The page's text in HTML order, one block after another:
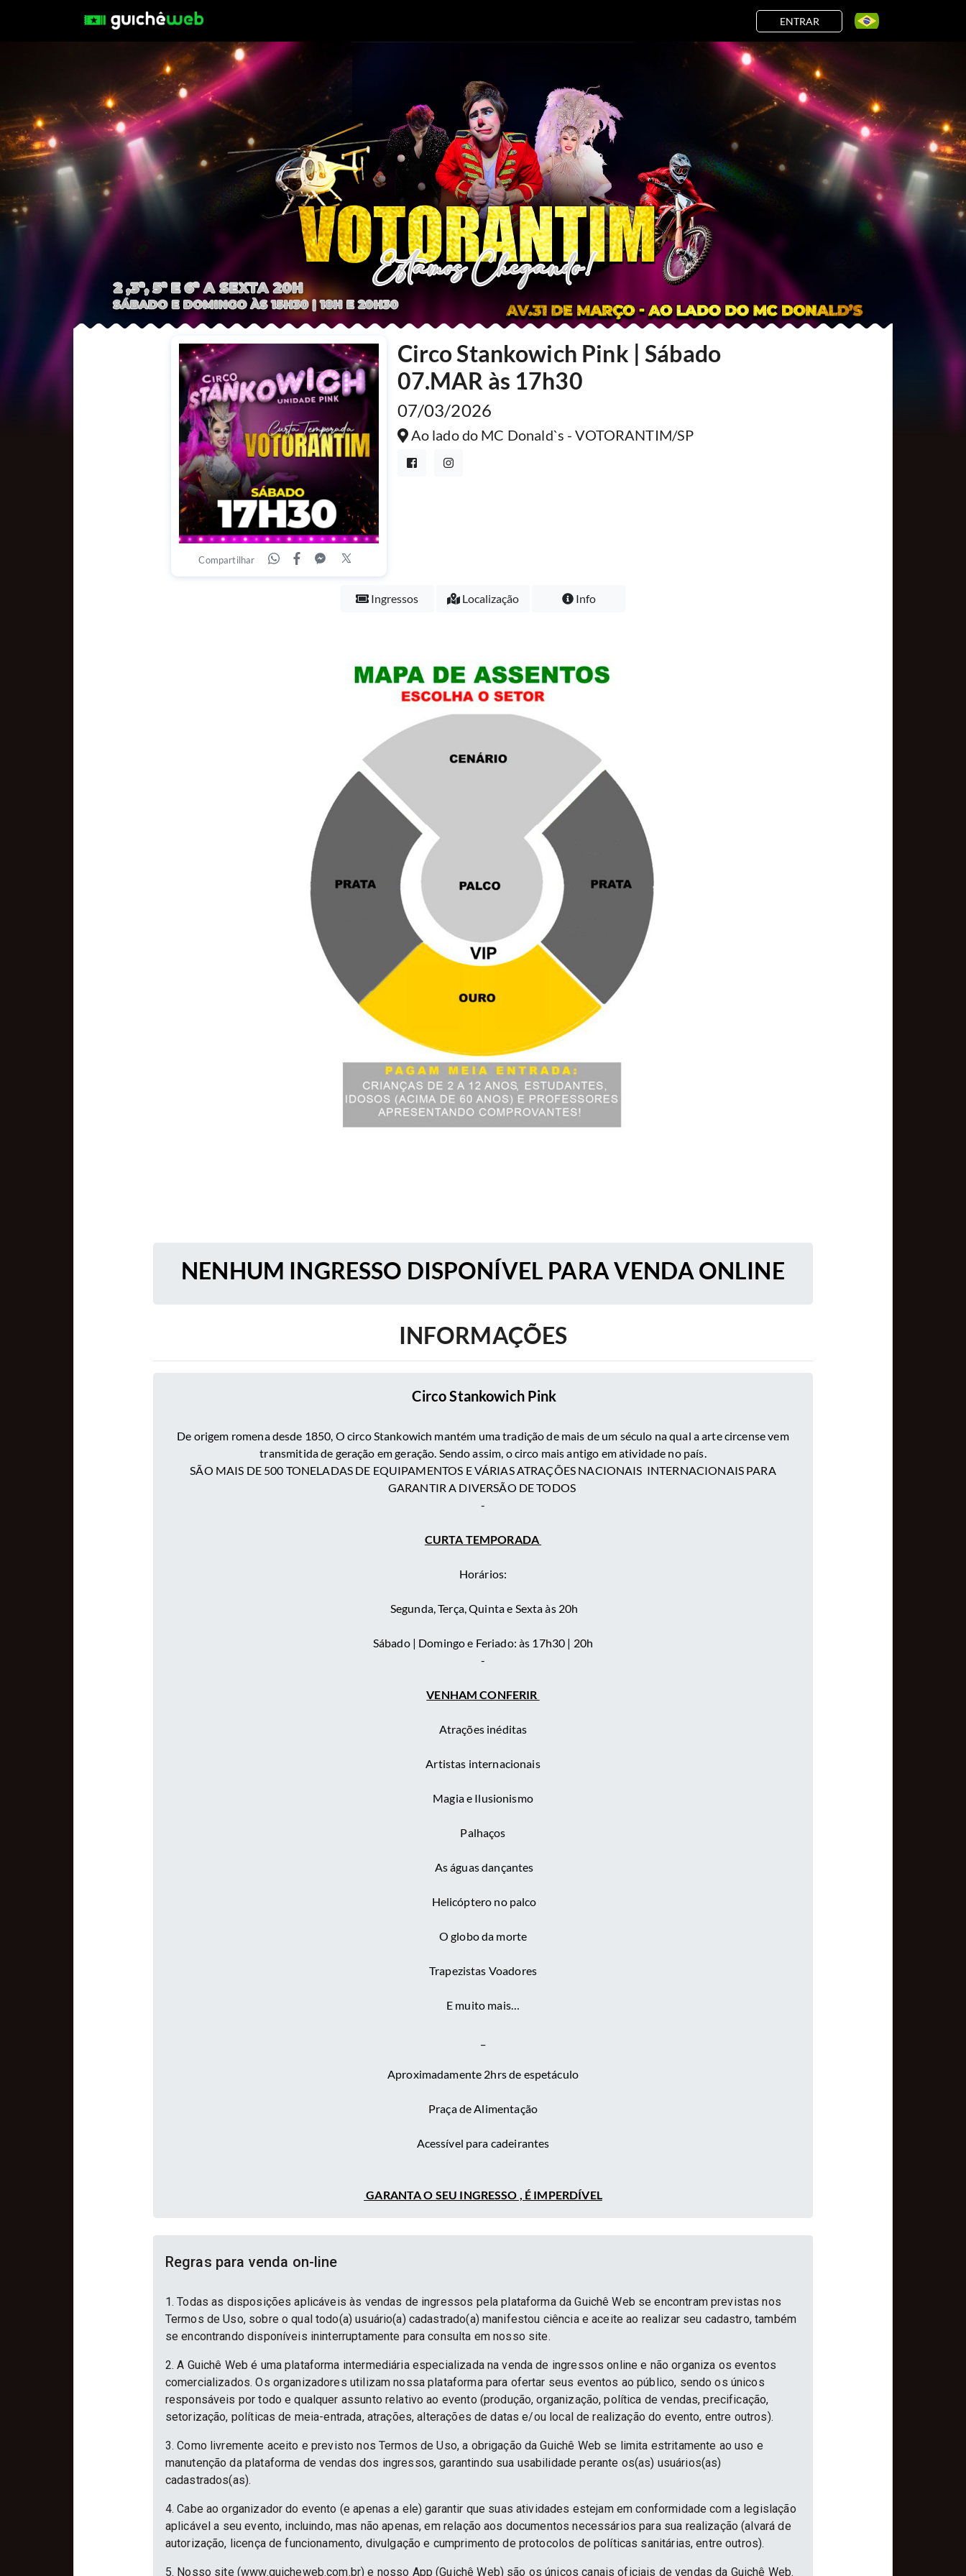
ENTRAR
Compartilhar
Circo Stankowich Pink | Sábado
07.MAR às 17h30
07/03/2026
Ao lado do MC Donald`s - VOTORANTIM/SP
Ingressos Localização Info
NENHUM INGRESSO DISPONÍVEL PARA VENDA ONLINE
INFORMAÇÕES
Circo Stankowich Pink
De origem romena desde 1850, O circo Stankowich mantém uma tradição de mais de um século na qual a arte circense vem
transmitida de geração em geração. Sendo assim, o circo mais antigo em atividade no país.
SÃO MAIS DE 500 TONELADAS DE EQUIPAMENTOS E VÁRIAS ATRAÇÕES NACIONAIS INTERNACIONAIS PARA
GARANTIR A DIVERSÃO DE TODOS
-
CURTA TEMPORADA
Horários:
Segunda, Terça, Quinta e Sexta às 20h
Sábado | Domingo e Feriado: às 17h30 | 20h
-
VENHAM CONFERIR
Atrações inéditas
Artistas internacionais
Magia e Ilusionismo
Palhaços
As águas dançantes
Helicóptero no palco
O globo da morte
Trapezistas Voadores
E muito mais…
Aproximadamente 2hrs de espetáculo
Praça de Alimentação
Acessível para cadeirantes
GARANTA O SEU INGRESSO , É IMPERDÍVEL
Regras para venda on-line
1. Todas as disposições aplicáveis às vendas de ingressos pela plataforma da Guichê Web se encontram previstas nos
Termos de Uso, sobre o qual todo(a) usuário(a) cadastrado(a) manifestou ciência e aceite ao realizar seu cadastro, também
se encontrando disponíveis ininterruptamente para consulta em nosso site.
2. A Guichê Web é uma plataforma intermediária especializada na venda de ingressos online e não organiza os eventos
comercializados. Os organizadores utilizam nossa plataforma para ofertar seus eventos ao público, sendo os únicos
responsáveis por todo e qualquer assunto relativo ao evento (produção, organização, política de vendas, precificação,
setorização, políticas de meia-entrada, atrações, alterações de datas e/ou local de realização do evento, entre outros).
3. Como livremente aceito e previsto nos Termos de Uso, a obrigação da Guichê Web se limita estritamente ao uso e
manutenção da plataforma de vendas dos ingressos, garantindo sua usabilidade perante os(as) usuários(as)
cadastrados(as).
4. Cabe ao organizador do evento (e apenas a ele) garantir que suas atividades estejam em conformidade com a legislação
aplicável a seu evento, incluindo, mas não apenas, em relação aos documentos necessários para sua realização (alvará de
autorização, licença de funcionamento, divulgação e cumprimento de protocolos de políticas sanitárias, entre outros).
5. Nosso site (www.guicheweb.com.br) e nosso App (Guichê Web) são os únicos canais oficiais de vendas da Guichê Web.